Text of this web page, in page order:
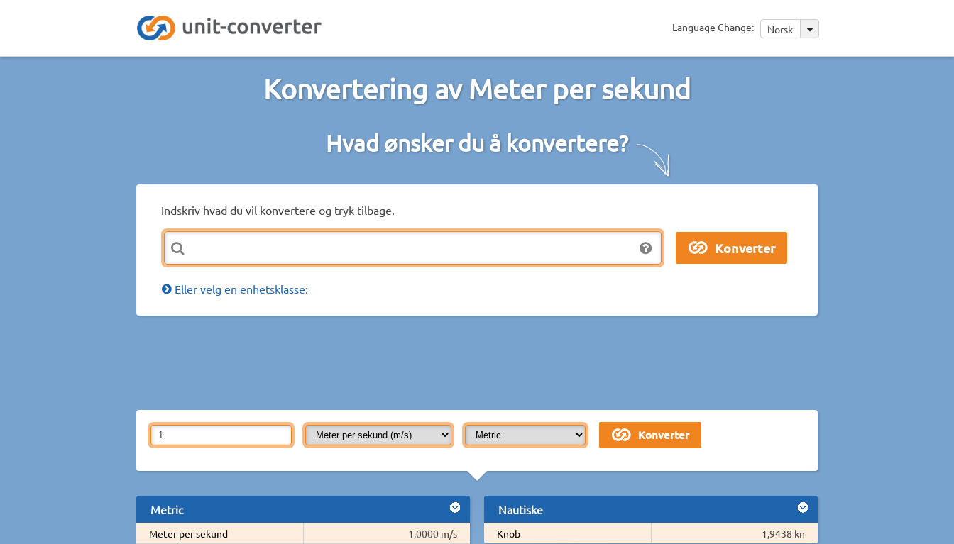
Language Change: Norsk
Konvertering av Meter per sekund
Hvad ønsker du å konvertere?
Indskriv hvad du vil konvertere og tryk tilbage.
Eller velg en enhetsklasse:
Metric
Meter per sekund
1,0000 m/s
Nautiske
Knob 1,9438 kn